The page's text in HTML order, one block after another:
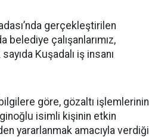
gerçekleştirilen
belediye çalışanlarımız,
Kuşadalı iş insanı
göre, gözaltı işlemlerinin
isimli kişinin etkin
yararlanmak amacıyla verdiği